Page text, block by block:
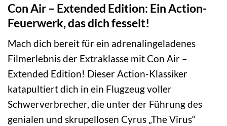
Con Air – Extended Edition: Ein Action-
Feuerwerk, das dich fesselt!
Mach dich bereit für ein adrenalingeladenes
Filmerlebnis der Extraklasse mit Con Air –
Extended Edition! Dieser Action-Klassiker
katapultiert dich in ein Flugzeug voller
Schwerverbrecher, die unter der Führung des
genialen und skrupellosen Cyrus „The Virus“